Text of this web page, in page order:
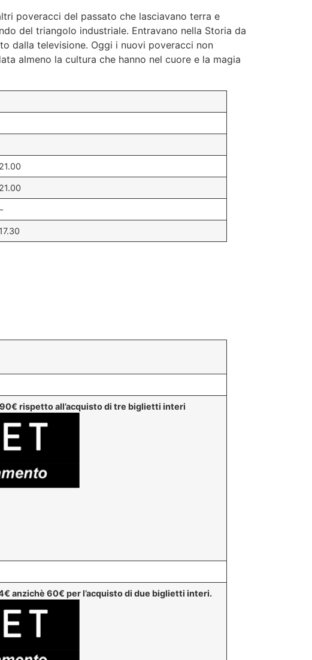
poveracci del passato che lasciavano terra e
del triangolo industriale. Entravano nella Storia da
dalla televisione. Oggi i nuovi poveracci non
almeno la cultura che hanno nel cuore e la magia
21.00
21.00
17.30
rispetto all’acquisto di tre biglietti interi
anzichè 60€ per l’acquisto di due biglietti interi.